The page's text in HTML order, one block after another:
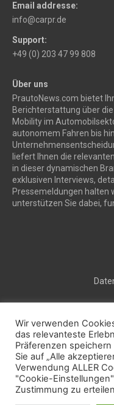
Email addresse:
info@carpr.de
Support:
+49 (0) 203 47 99 808
Über uns
PrautoNews.com bietet
Berichterstattung über
Mobility im
autonomem Fahren bis
liefert Ihnen die
in dieser dynamischen
exklusiven Interviews,
Pressemeldungen halten
unterstützen Sie dabei,
Kostenlos
2025 © prautonews.com
Wir verwenden
das relevanteste
Präferenzen
Sie auf „Alle
Verwendung ALLER
"Cookie-
Zustimmung zu